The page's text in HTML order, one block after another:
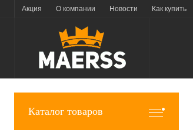
Акция О компании Новости Как купить
Каталог товаров